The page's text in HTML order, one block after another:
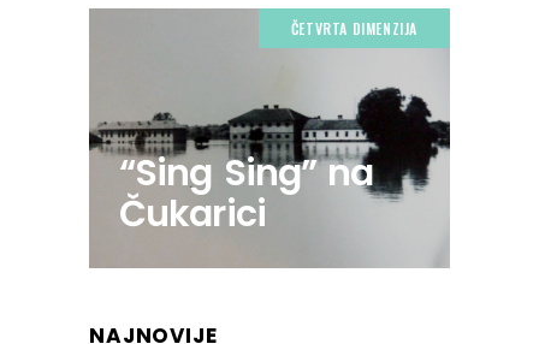
ČETVRTA DIMENZIJA
“Sing Sing” na
Čukarici
NAJNOVIJE